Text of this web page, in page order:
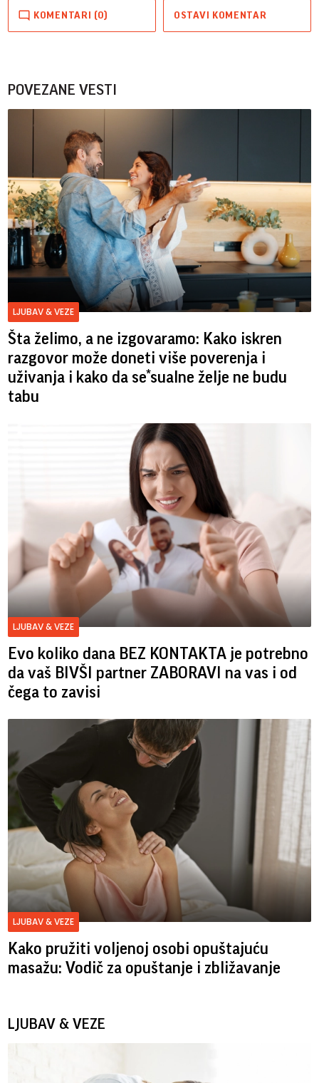
KOMENTARI (0) OSTAVI KOMENTAR
POVEZANE VESTI
LJUBAV & VEZE
Šta želimo, a ne izgovaramo: Kako iskren
razgovor može doneti više poverenja i
uživanja i kako da se*sualne želje ne budu
tabu
LJUBAV & VEZE
Evo koliko dana BEZ KONTAKTA je potrebno
da vaš BIVŠI partner ZABORAVI na vas i od
čega to zavisi
LJUBAV & VEZE
Kako pružiti voljenoj osobi opuštajuću
masažu: Vodič za opuštanje i zbližavanje
LJUBAV & VEZE